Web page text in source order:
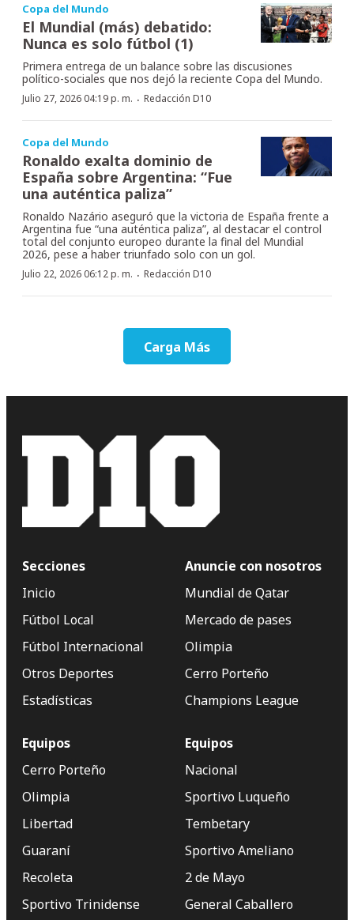
Copa del Mundo
El Mundial (más) debatido:
Nunca es solo fútbol (1)
Primera entrega de un balance sobre las discusiones
político-sociales que nos dejó la reciente Copa del Mundo.
Julio 27, 2026 04:19 p. m. · Redacción D10
Copa del Mundo
Ronaldo exalta dominio de
España sobre Argentina: “Fue
una auténtica paliza”
Ronaldo Nazário aseguró que la victoria de España frente a
Argentina fue “una auténtica paliza”, al destacar el control
total del conjunto europeo durante la final del Mundial
2026, pese a haber triunfado solo con un gol.
Julio 22, 2026 06:12 p. m. · Redacción D10
Carga Más
Secciones
Inicio
Fútbol Local
Fútbol Internacional
Otros Deportes
Estadísticas
Anuncie con nosotros
Mundial de Qatar
Mercado de pases
Olimpia
Cerro Porteño
Champions League
Equipos
Cerro Porteño
Olimpia
Libertad
Guaraní
Recoleta
Sportivo Trinidense
Equipos
Nacional
Sportivo Luqueño
Tembetary
Sportivo Ameliano
2 de Mayo
General Caballero